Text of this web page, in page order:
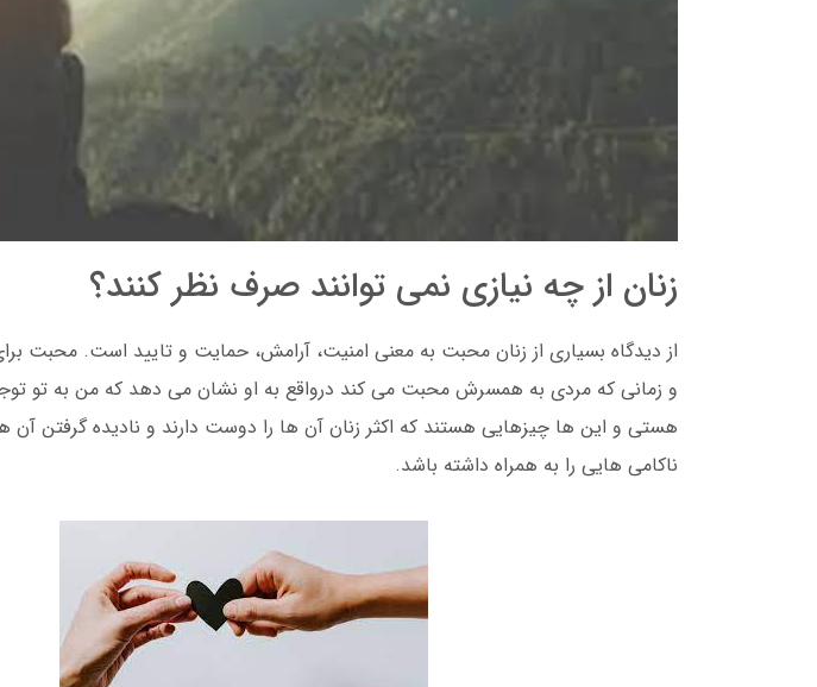
زنان از چه نیازی نمی توانند صرف نظر کنند؟
از دیدگاه بسیاری از زنان محبت به معنی امنیت، آرامش، حمایت و تایید است. محبت
و زمانی که مردی به همسرش محبت می کند درواقع به او نشان می دهد که من به تو
هستی و این ها چیزهایی هستند که اکثر زنان آن ها را دوست دارند و نادیده گرفتن آن
ناکامی هایی را به همراه داشته باشد.